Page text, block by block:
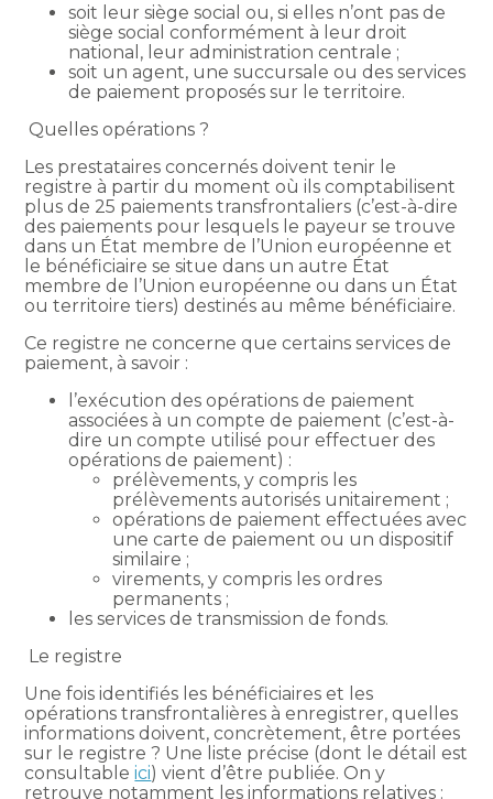
soit leur siège social ou, si elles n’ont pas de
siège social conformément à leur droit
national, leur administration centrale ;
soit un agent, une succursale ou des services
de paiement proposés sur le territoire.
Quelles opérations ?
Les prestataires concernés doivent tenir le
registre à partir du moment où ils comptabilisent
plus de 25 paiements transfrontaliers (c’est-à-dire
des paiements pour lesquels le payeur se trouve
dans un État membre de l’Union européenne et
le bénéficiaire se situe dans un autre État
membre de l’Union européenne ou dans un État
ou territoire tiers) destinés au même bénéficiaire.
Ce registre ne concerne que certains services de
paiement, à savoir :
l’exécution des opérations de paiement
associées à un compte de paiement (c’est-à-
dire un compte utilisé pour effectuer des
opérations de paiement) :
prélèvements, y compris les
prélèvements autorisés unitairement ;
opérations de paiement effectuées avec
une carte de paiement ou un dispositif
similaire ;
virements, y compris les ordres
permanents ;
les services de transmission de fonds.
Le registre
Une fois identifiés les bénéficiaires et les
opérations transfrontalières à enregistrer, quelles
informations doivent, concrètement, être portées
sur le registre ? Une liste précise (dont le détail est
consultableici) vient d’être publiée. On y
retrouve notamment les informations relatives :